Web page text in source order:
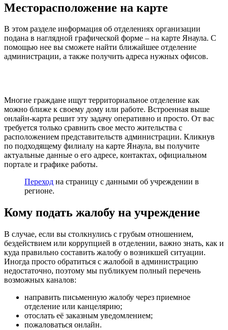
Месторасположение на карте
В этом разделе информация об отделениях организации
подана в наглядной графической форме – на карте Янаула. С
помощью нее вы сможете найти ближайшее отделение
администрации, а также получить адреса нужных офисов.
Многие граждане ищут территориальное отделение как
можно ближе к своему дому или работе. Встроенная выше
онлайн-карта решит эту задачу оперативно и просто. От вас
требуется только сравнить свое место жительства с
расположением представительств администрации. Кликнув
по подходящему филиалу на карте Янаула, вы получите
актуальные данные о его адресе, контактах, официальном
портале и графике работы.
Переход на страницу с данными об учреждении в
регионе.
Кому подать жалобу на учреждение
В случае, если вы столкнулись с грубым отношением,
бездействием или коррупцией в отделении, важно знать, как и
куда правильно составить жалобу о возникшей ситуации.
Иногда просто обратиться с жалобой в администрацию
недостаточно, поэтому мы публикуем полный перечень
возможных каналов:
направить письменную жалобу через приемное
отделение или канцелярию;
отослать её заказным уведомлением;
пожаловаться онлайн.